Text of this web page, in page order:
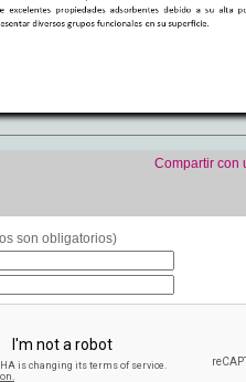
Compartir con
son obligatorios)